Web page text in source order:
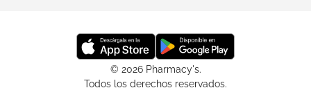
© 2026 Pharmacy's.
Todos los derechos reservados.